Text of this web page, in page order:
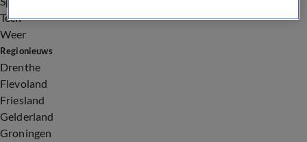
Tech
Weer
Regionieuws
Drenthe
Flevoland
Friesland
Gelderland
Groningen